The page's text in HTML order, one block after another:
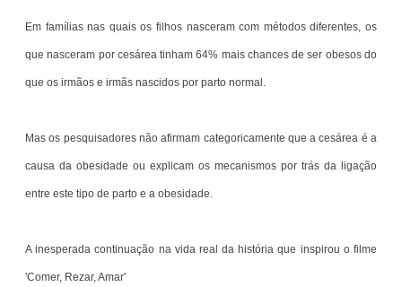
Em famílias nas quais os filhos nasceram com métodos diferentes, os
que nasceram por cesárea tinham 64% mais chances de ser obesos do
que os irmãos e irmãs nascidos por parto normal.
Mas os pesquisadores não afirmam categoricamente que a cesárea é a
causa da obesidade ou explicam os mecanismos por trás da ligação
entre este tipo de parto e a obesidade.
A inesperada continuação na vida real da história que inspirou o filme
'Comer, Rezar, Amar'